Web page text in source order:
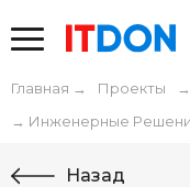
Главная → Проекты →
→ Инженерные
Назад